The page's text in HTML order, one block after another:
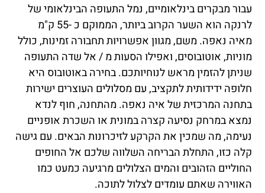
עבור מבקרים בינלאומיים, נמל התעופה הבינלאומי של
לרנקה הוא השער הקרוב ביותר, הממוקם כ -55 ק"מ
מאיה נאפה. משם, מגוון אפשרויות תחבורה זמינות, כולל
מוניות, אוטובוסים, ואפילו הסעות מ / אל שדה התעופה
שניתן להזמין מראש לנוחיותכם. בחירה באוטובוס היא
חלופה ידידותית לתקציב, עם מסלולים העוצרים ישירות
בתחנה המרכזית של איה נאפה. מהתחנה, חוף לנדא
נמצא במרחק נסיעה קצרה במונית או השכרת אופניים
נעימה, מה שמכין את הקרקע לזיכרונות הבאים. עם גישה
קלה כזו, התחלת הבריחה השלווה שלכם אל החופים
החוליים הזהובים והמים הצלולים מרגיעה כמעט כמו
האווירה שאתם עומדים לצלול לתוכה.